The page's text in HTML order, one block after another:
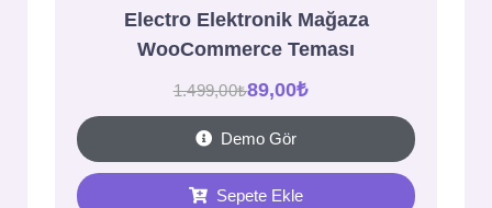
Electro Elektronik Mağaza
WooCommerce Teması
1.499,00₺89,00₺
Demo Gör
Sepete Ekle